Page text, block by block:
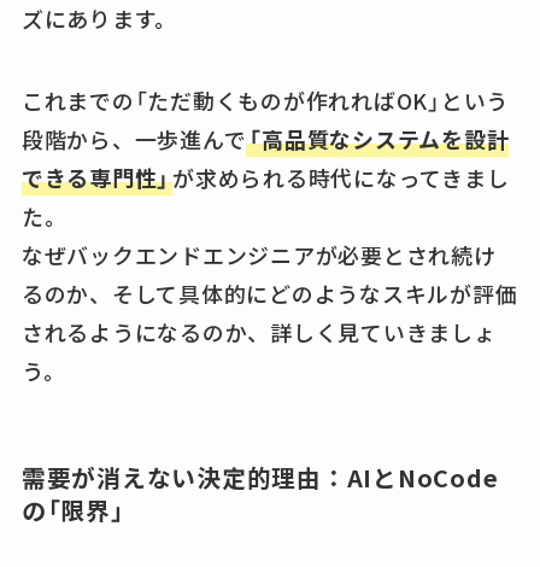
ズにあります。
これまでの「ただ動くものが作れればOK」という
段階から、一歩進んで「高品質なシステムを設計
できる専門性」が求められる時代になってきまし
た。
なぜバックエンドエンジニアが必要とされ続け
るのか、そして具体的にどのようなスキルが評価
されるようになるのか、詳しく見ていきましょ
う。
需要が消えない決定的理由：AIとNoCode
の「限界」